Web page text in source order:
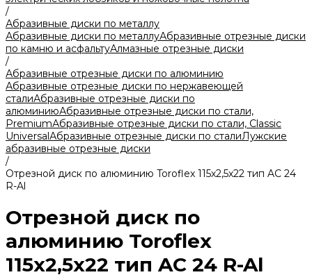
/
Абразивные диски по металлу
Абразивные диски по металлуАбразивные отрезные диски
по камню и асфальтуАлмазные отрезные диски
/
Абразивные отрезные диски по алюминию
Абразивные отрезные диски по нержавеющей
сталиАбразивные отрезные диски по
алюминиюАбразивные отрезные диски по стали,
PremiumАбразивные отрезные диски по стали, Classic
UniversalАбразивные отрезные диски по сталиЛужские
абразивные отрезные диски
/
Отрезной диск по алюминию Toroflex 115х2,5х22 тип AС 24
R-Al
Отрезной диск по
алюминию Toroflex
115х2,5х22 тип AС 24 R-Al